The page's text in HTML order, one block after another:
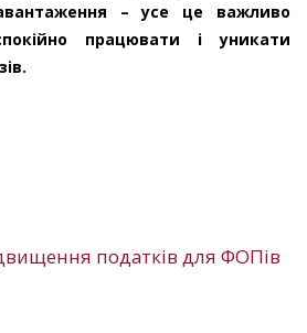
– усе це важливо
працювати і уникати
податків для ФОПів